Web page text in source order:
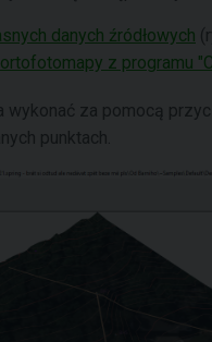
danych źródłowych
z programu
wykonać za pomocą
punktach.